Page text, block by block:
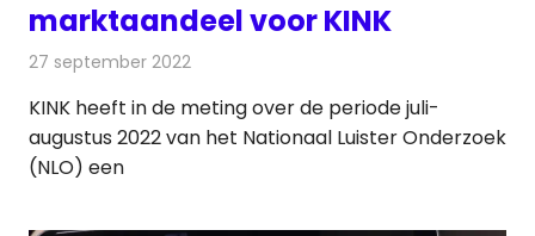
marktaandeel voor KINK
27 september 2022
KINK heeft in de meting over de periode juli-
augustus 2022 van het Nationaal Luister Onderzoek
(NLO) een